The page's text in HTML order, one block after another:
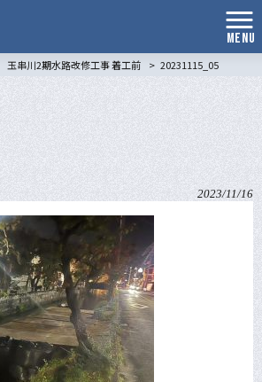
MENU
玉串川2期水路改修工事 着工前 > 20231115_05
2023/11/16